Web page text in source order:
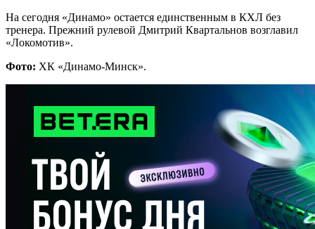
На сегодня «Динамо» остается единственным в КХЛ без
тренера. Прежний рулевой Дмитрий Квартальнов возглавил
«Локомотив».
Фото: ХК «Динамо-Минск».